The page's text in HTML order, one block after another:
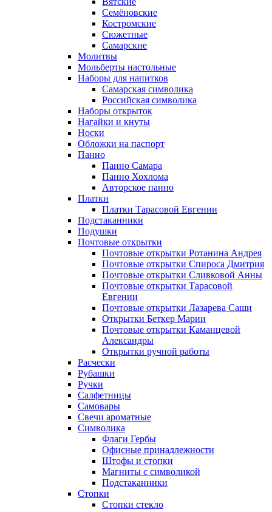
Семёновские
Костромские
Сюжетные
Самарские
Молитвы
Мольберты настольные
Наборы для напитков
Самарская символика
Российская символика
Наборы открыток
Нагайки и кнуты
Носки
Обложки на паспорт
Панно
Панно Самара
Панно Хохлома
Авторское панно
Платки
Платки Тарасовой Евгении
Подстаканники
Подушки
Почтовые открытки
Почтовые открытки Ротанина Андрея
Почтовые открытки Спироса Дмитрия
Почтовые открытки Сливковой Анны
Почтовые открытки Тарасовой
Евгении
Почтовые открытки Лазарева Саши
Открытки Беткер Марии
Почтовые открытки Каманцевой
Александры
Открытки ручной работы
Расчески
Рубашки
Ручки
Салфетницы
Самовары
Свечи ароматные
Символика
Флаги Гербы
Офисные принадлежности
Штофы и стопки
Магниты с символикой
Подстаканники
Стопки
Стопки стекло